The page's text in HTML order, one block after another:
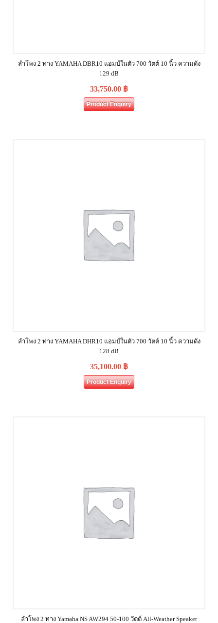
ลำโพง 2 ทาง YAMAHA DBR10 แอมป์ในตัว 700 วัตต์ 10 นิ้ว ความดัง
129 dB
33,750.00 ฿
Product Enquiry
ลำโพง 2 ทาง YAMAHA DHR10 แอมป์ในตัว 700 วัตต์ 10 นิ้ว ความดัง
128 dB
35,100.00 ฿
Product Enquiry
ลำโพง 2 ทาง Yamaha NS AW294 50-100 วัตต์ All-Weather Speaker